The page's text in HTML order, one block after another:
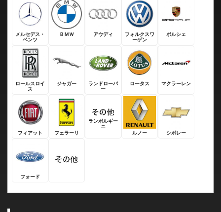
メルセデス・
ベンツ
ＢＭＷ アウディ
フォルクスワ
ーゲン
ポルシェ
ロールスロイ
ス
ジャガー
ランドローバ
ー
ロータス マクラーレン
フィアット フェラーリ
ランボルギー
ニ
ルノー
シボレー
フォード